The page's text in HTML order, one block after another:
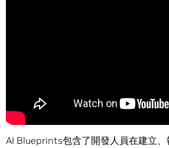
AI Blueprints包含了開發人員在建立